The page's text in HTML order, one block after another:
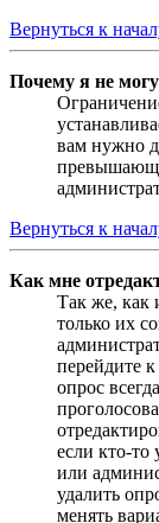
Вернуться к
Почему я не
вам нужно
Вернуться к
Как мне
Так же, как
только их
перейдите
опрос
если кто-то
или
удалить
менять